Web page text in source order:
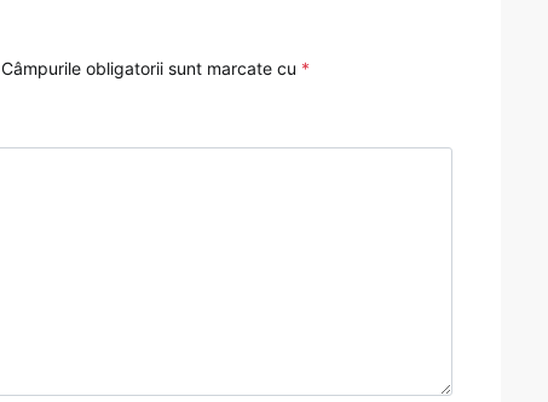
Câmpurile obligatorii sunt marcate cu *